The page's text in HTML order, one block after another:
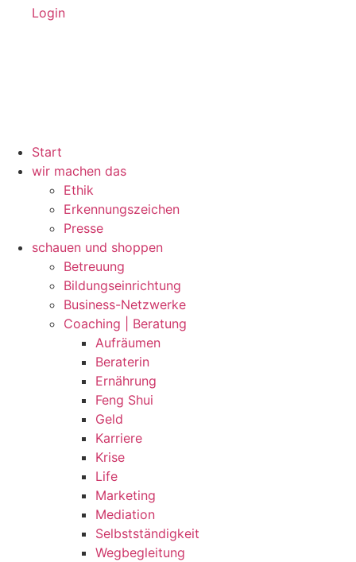
Login
Start
wir machen das
Ethik
Erkennungszeichen
Presse
schauen und shoppen
Betreuung
Bildungseinrichtung
Business-Netzwerke
Coaching | Beratung
Aufräumen
Beraterin
Ernährung
Feng Shui
Geld
Karriere
Krise
Life
Marketing
Mediation
Selbstständigkeit
Wegbegleitung